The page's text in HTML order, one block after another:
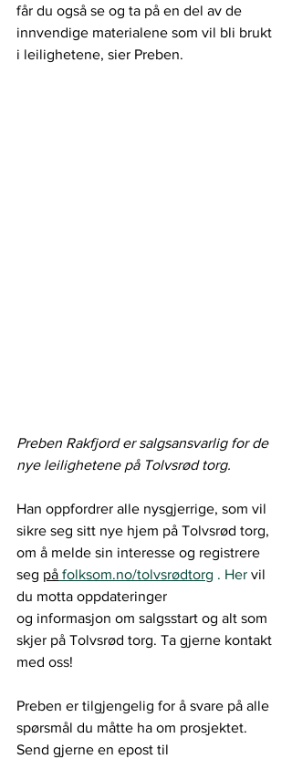
får du også se og ta på en del av de
innvendige materialene som vil bli brukt
i leilighetene, sier Preben.
Preben Rakfjord er salgsansvarlig for de
nye leilighetene på Tolvsrød torg.
Han oppfordrer alle nysgjerrige, som vil
sikre seg sitt nye hjem på Tolvsrød torg,
om å melde sin interesse og registrere
seg på folksom.no/tolvsrødtorg . Her vil
du motta oppdateringer
og informasjon om salgsstart og alt som
skjer på Tolvsrød torg. Ta gjerne kontakt
med oss!
Preben er tilgjengelig for å svare på alle
spørsmål du måtte ha om prosjektet.
Send gjerne en epost til